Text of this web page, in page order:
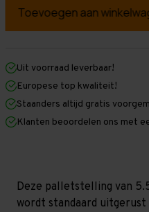
Palletstelling
mm
mm
x
1.100
mm
-
-
T100
Palletstelling
mm
mm
1.100
mm
(HxLxD)
-
T100
Uit voorraad leverbaar!
Europese top kwaliteit!
Staanders altijd gratis
Klanten beoordelen ons met
Deze palletstelling van
wordt standaard